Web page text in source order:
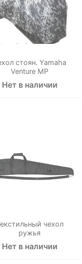
стоян. Yamaha
Venture MP
Нет в наличии
чехол
ружья
Нет в наличии